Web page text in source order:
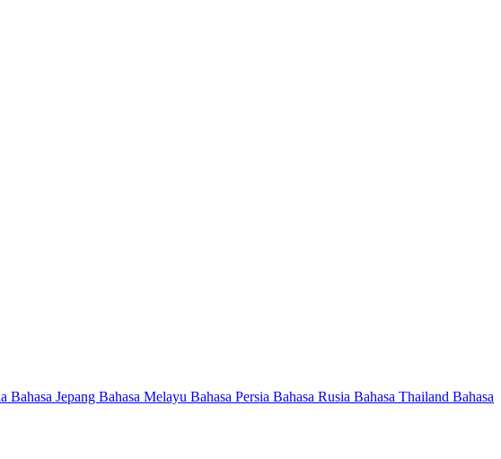
Bahasa Jepang Bahasa Melayu Bahasa Persia Bahasa Rusia Bahasa Thailand Bahasa